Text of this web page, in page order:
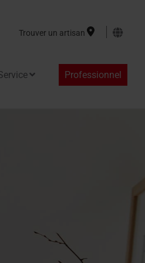
Trouver un artisan
Search
Professionnel